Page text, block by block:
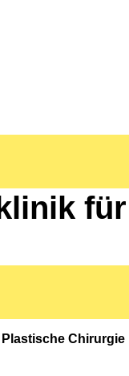
für
Chirurgie